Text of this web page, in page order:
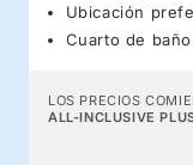
Ubicación
Cuarto de
LOS PRECIOS
ALL-INCLUSIVE